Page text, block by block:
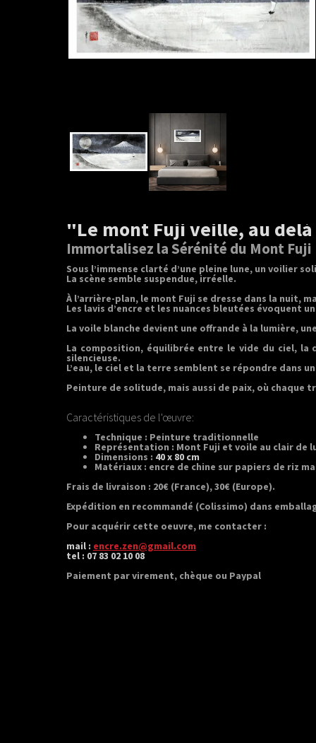
"Le mont Fuji veille, au
Immortalisez la Sérénité du Mont Fuji
Sous l’immense clarté d’une pleine lune, un voilier
La scène semble suspendue, irréelle.
À l’arrière-plan, le mont Fuji se dresse dans la nuit,
Les lavis d’encre et les nuances bleutées évoquent
La voile blanche devient une offrande à la lumière,
La composition, équilibrée entre le vide du ciel,
silencieuse.
L’eau, le ciel et la terre semblent se répondre dans
Peinture de solitude, mais aussi de paix, où chaque
Caractéristiques de l'œuvre:
Technique : Peinture traditionnelle
Représentation : Mont Fuji et voile au clair de
Dimensions : 40 x 80 cm
Matériaux : encre de chine sur papiers de riz
Frais de livraison : 20€ (France), 30€ (Europe).
Expédition en recommandé (Colissimo) dans
Pour acquérir cette oeuvre, me contacter :
mail : encre.zen@gmail.com
tel : 07 83 02 10 08
Paiement par virement, chèque ou Paypal